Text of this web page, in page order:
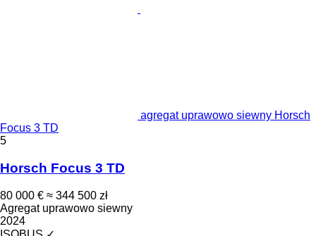
agregat uprawowo siewny Horsch
Focus 3 TD
5
Horsch Focus 3 TD
80 000 € ≈ 344 500 zł
Agregat uprawowo siewny
2024